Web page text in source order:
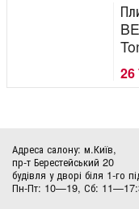
26
Адреса салону: м.Київ,
пр-т Берестейський 20
будівля у дворі біля 1-го
Пн-Пт: 10—19, Сб: